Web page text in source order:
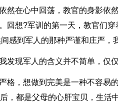
然在心中回荡，教官的身影依
回想?军训的第一天，教官们
感到军人的那种严谨和庄严，
发现军人的含义并不简单，仅
格，想做到完美是一种不容易
，都是父母的心肝宝贝，生活